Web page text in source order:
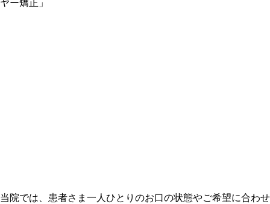
ヤー矯正」
当院では、患者さま一人ひとりのお口の状態やご希望に合わせ